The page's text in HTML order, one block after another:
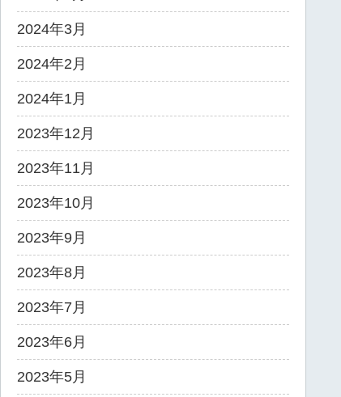
2024年3月
2024年2月
2024年1月
2023年12月
2023年11月
2023年10月
2023年9月
2023年8月
2023年7月
2023年6月
2023年5月